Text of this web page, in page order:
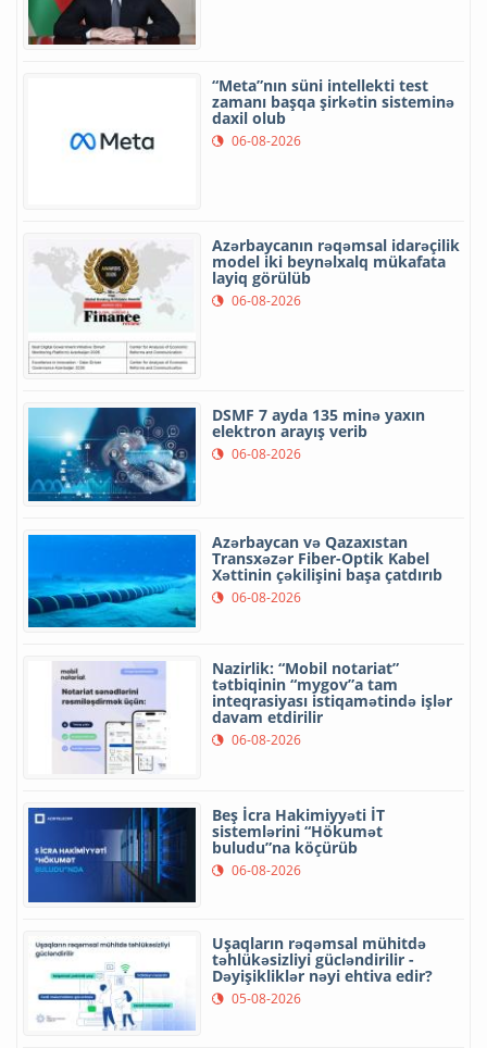
“Meta”nın süni intellekti test
zamanı başqa şirkətin sisteminə
daxil olub
06-08-2026
Azərbaycanın rəqəmsal idarəçilik
model iki beynəlxalq mükafata
layiq görülüb
06-08-2026
DSMF 7 ayda 135 minə yaxın
elektron arayış verib
06-08-2026
Azərbaycan və Qazaxıstan
Transxəzər Fiber-Optik Kabel
Xəttinin çəkilişini başa çatdırıb
06-08-2026
Nazirlik: “Mobil notariat”
tətbiqinin “mygov”a tam
inteqrasiyası istiqamətində işlər
davam etdirilir
06-08-2026
Beş İcra Hakimiyyəti İT
sistemlərini “Hökumət
buludu”na köçürüb
06-08-2026
Uşaqların rəqəmsal mühitdə
təhlükəsizliyi gücləndirilir -
Dəyişikliklər nəyi ehtiva edir?
05-08-2026